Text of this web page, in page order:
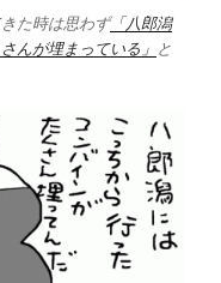
た時は思わず「八郎潟
んが埋まっている」 と